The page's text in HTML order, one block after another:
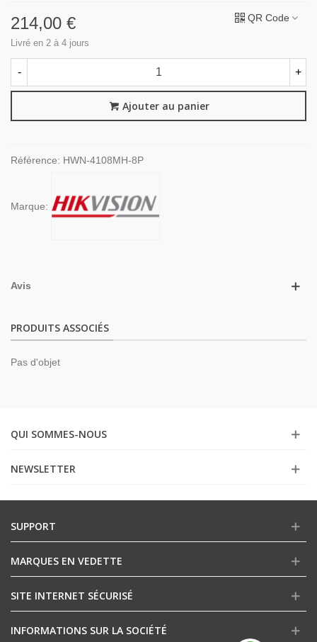
214,00 €
Livré en 2 à 4 jours
QR Code
- +
Ajouter au panier
Référence: HWN-4108MH-8P
Marque:
Avis
PRODUITS ASSOCIÉS
Pas d'objet
QUI SOMMES-NOUS
NEWSLETTER
SUPPORT
MARQUES EN VEDETTE
SITE INTERNET SÉCURISÉ
INFORMATIONS SUR LA SOCIÉTÉ